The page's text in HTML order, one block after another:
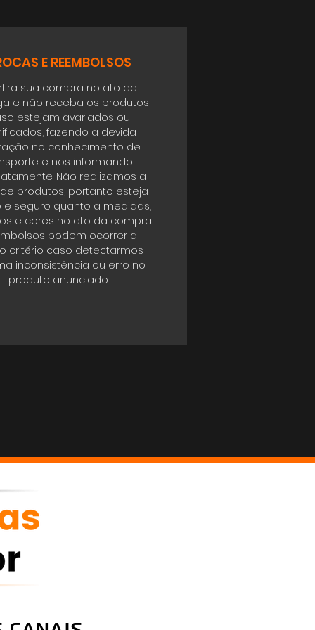
E REEMBOLSOS
sua compra no ato da
e não receba os produtos
estejam avariados ou
fazendo a devida
no conhecimento de
e nos informando
Não realizamos a
produtos, portanto esteja
e seguro quanto a medidas,
e cores no ato da compra.
podem ocorrer a
critério caso detectarmos
inconsistência ou erro no
produto anunciado.